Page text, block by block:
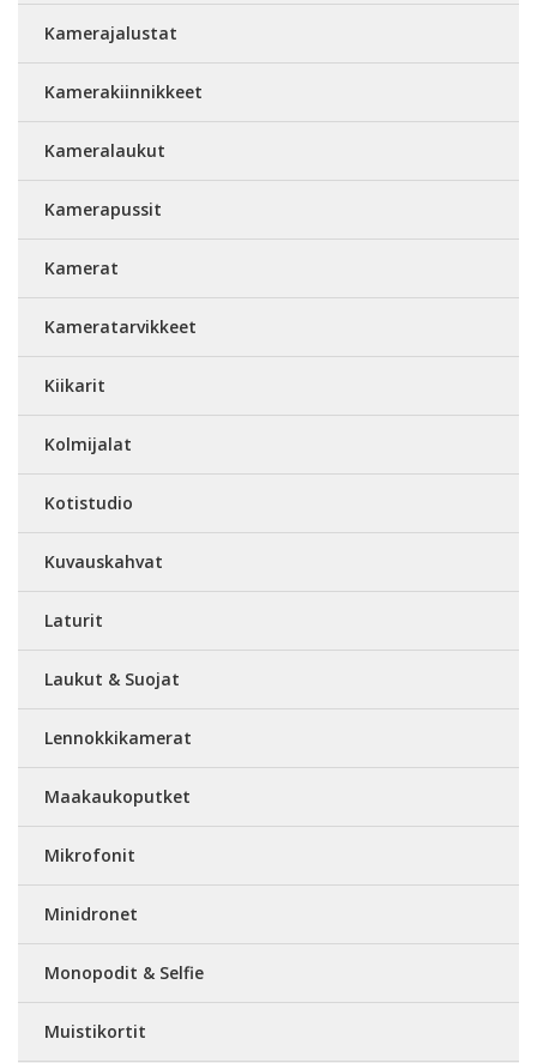
Kamerajalustat
Kamerakiinnikkeet
Kameralaukut
Kamerapussit
Kamerat
Kameratarvikkeet
Kiikarit
Kolmijalat
Kotistudio
Kuvauskahvat
Laturit
Laukut & Suojat
Lennokkikamerat
Maakaukoputket
Mikrofonit
Minidronet
Monopodit & Selfie
Muistikortit